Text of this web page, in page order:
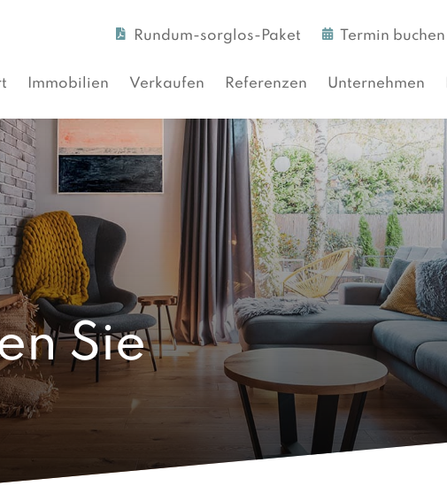
Rundum-sorglos-Paket Termin buchen
Immobilien Verkaufen Referenzen Unternehmen
Sie